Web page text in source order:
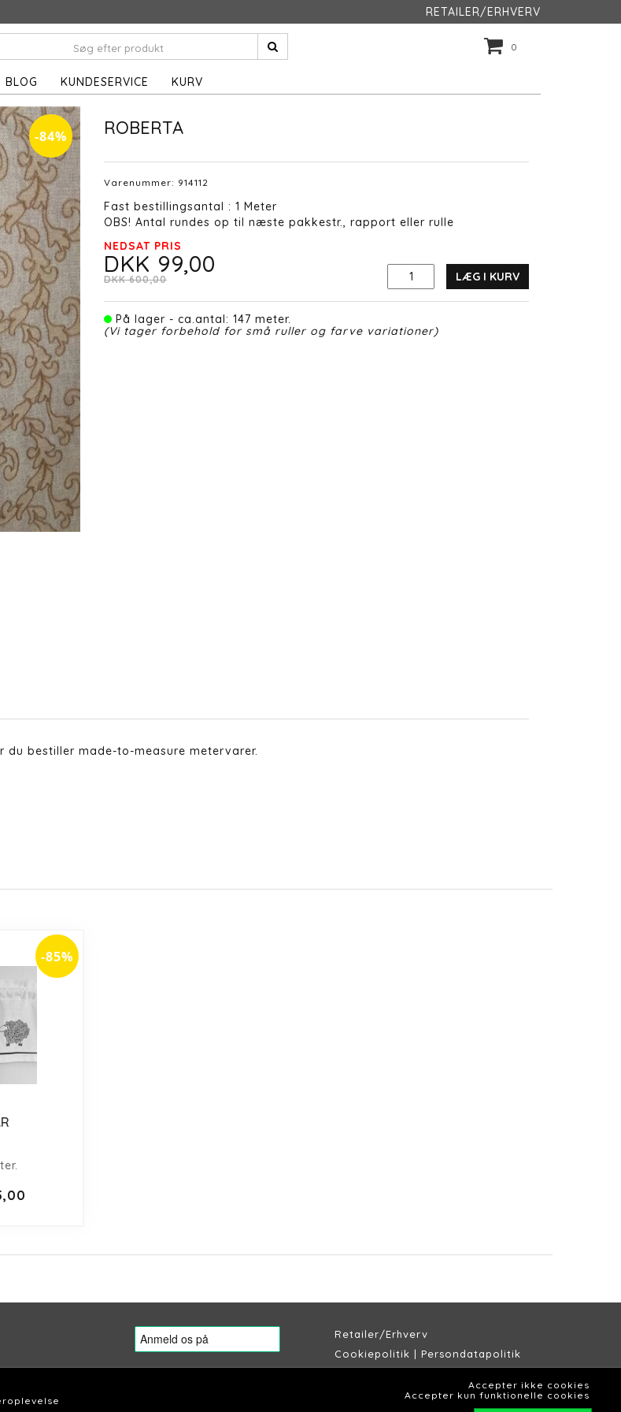
RETAILER/ERHVERV
0
BLOG KUNDESERVICE KURV
-84% ROBERTA
Varenummer: 914112
Fast bestillingsantal : 1 Meter
OBS! Antal rundes op til næste pakkestr., rapport eller rulle
NEDSAT PRIS
DKK 99,00
DKK 600,00 LÆG I KURV
På lager - ca.antal: 147 meter.
(Vi tager forbehold for små ruller og farve variationer)
bestiller made-to-measure metervarer.
-85%
Retailer/Erhverv
Cookiepolitik | Persondatapolitik
Lagersalg Slagelse
Accepter ikke cookies
Accepter kun funktionelle cookies